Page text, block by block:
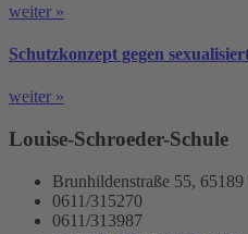
weiter »
Schutzkonzept gegen
weiter »
Louise-Schroeder-Schule
Brunhildenstraße 55, 65189
0611/315270
0611/313987